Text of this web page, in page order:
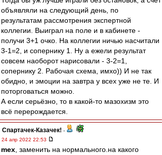
объявляли на следующий день, по
результатам рассмотрения экспертной
коллегии. Выиграл на поле и в кабинете -
получи 3+1 очко. На коллегии ничью насчитали
3-1=2, и сопернику 1. Ну а ежели результат
совсем наоборот нарисовали - 3-2=1,
сопернику 2. Рабочая схема, имхо)) И не так
обидно, и эмоции на завтра у всех уже не те. И
поторговаться можно.
А если серьёзно, то в какой-то мазохизм это
всё перерождается.
Спартачек-Казачек! -
24 апр 2022 22:53
mex , заменить на нормального.на какого